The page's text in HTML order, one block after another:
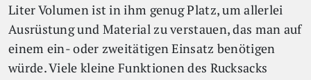
Liter Volumen ist in ihm genug Platz, um allerlei
Ausrüstung und Material zu verstauen, das man auf
einem ein- oder zweitätigen Einsatz benötigen
würde. Viele kleine Funktionen des Rucksacks